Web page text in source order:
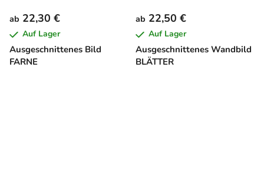
Ausgeschnittenes Bild
FARNE
ab 22,30 €
Auf Lager
Ausgeschnittenes Wandbild
BLÄTTER
ab 22,50 €
Auf Lager